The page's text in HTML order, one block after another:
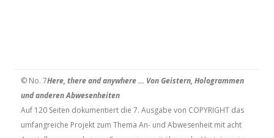
© No. 7Here, there and anywhere … Von Geistern, Hologrammen
und anderen Abwesenheiten
Auf 120 Seiten dokumentiert die 7. Ausgabe von COPYRIGHT das
umfangreiche Projekt zum Thema An- und Abwesenheit mit acht